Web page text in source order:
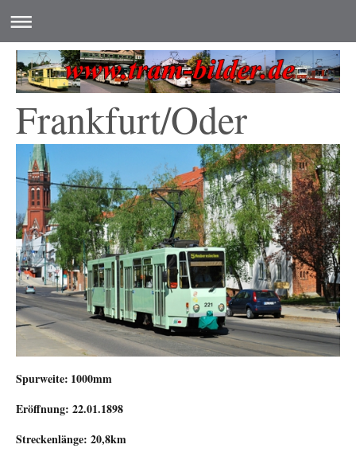
Frankfurt/Oder
Spurweite: 1000mm
Eröffnung: 22.01.1898
Streckenlänge: 20,8km